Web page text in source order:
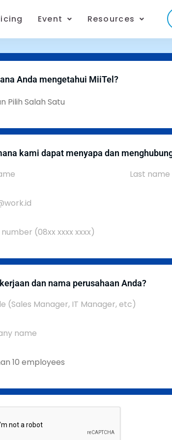
Event Resources
Anda mengetahui MiiTel?
kami dapat menyapa dan
dan nama perusahaan Anda?